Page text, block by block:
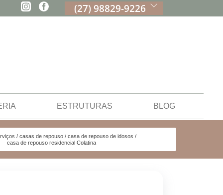
(27) 98829-9226
ESTRUTURAS BLOG
casas de repouso
casa de repouso de idosos
casa de repouso residencial Colatina